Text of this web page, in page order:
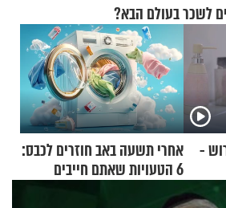
לשכר בעולם הבא?
-
אחרי תשעה באב חוזרים לכבס:
6 הטעויות שאתם חייבים
להפסיק לעשות